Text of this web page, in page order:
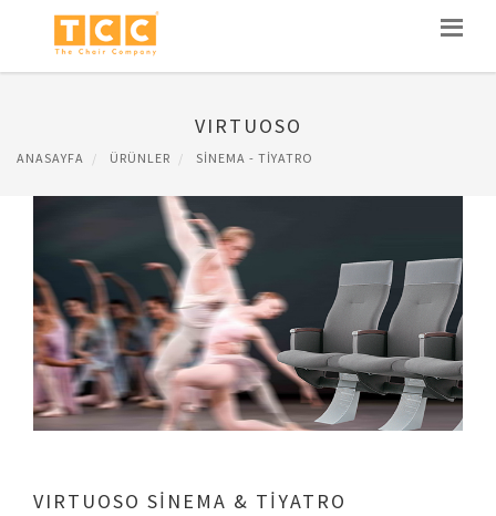
VIRTUOSO
ANASAYFA ÜRÜNLER SINEMA - TIYATRO
VIRTUOSO SİNEMA & TİYATRO